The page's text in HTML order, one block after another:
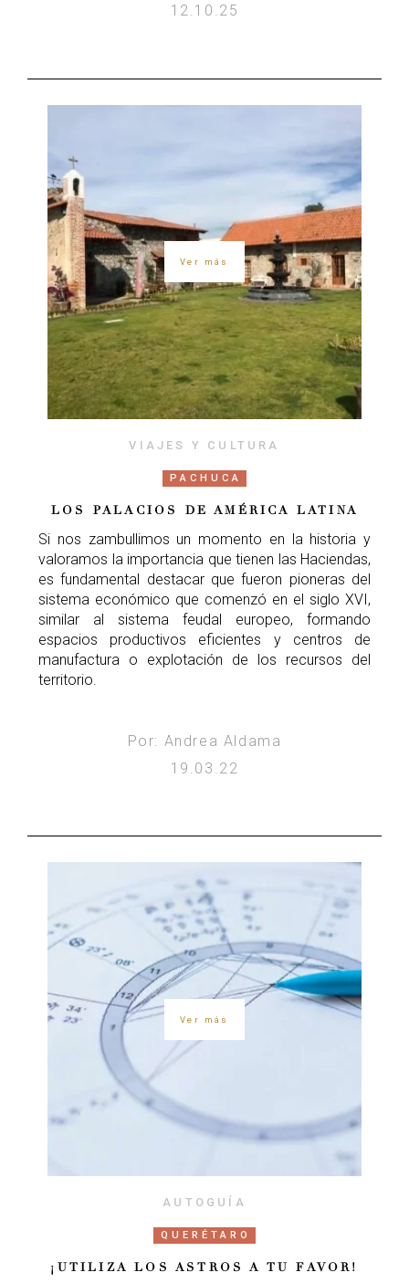
12.10.25
Ver más
VIAJES Y CULTURA
PACHUCA
LOS PALACIOS DE AMÉRICA LATINA
Si nos zambullimos un momento en la historia y
valoramos la importancia que tienen las Haciendas,
es fundamental destacar que fueron pioneras del
sistema económico que comenzó en el siglo XVI,
similar al sistema feudal europeo, formando
espacios productivos eficientes y centros de
manufactura o explotación de los recursos del
territorio.
Por: Andrea Aldama
19.03.22
Ver más
AUTOGUÍA
QUERÉTARO
¡UTILIZA LOS ASTROS A TU FAVOR!